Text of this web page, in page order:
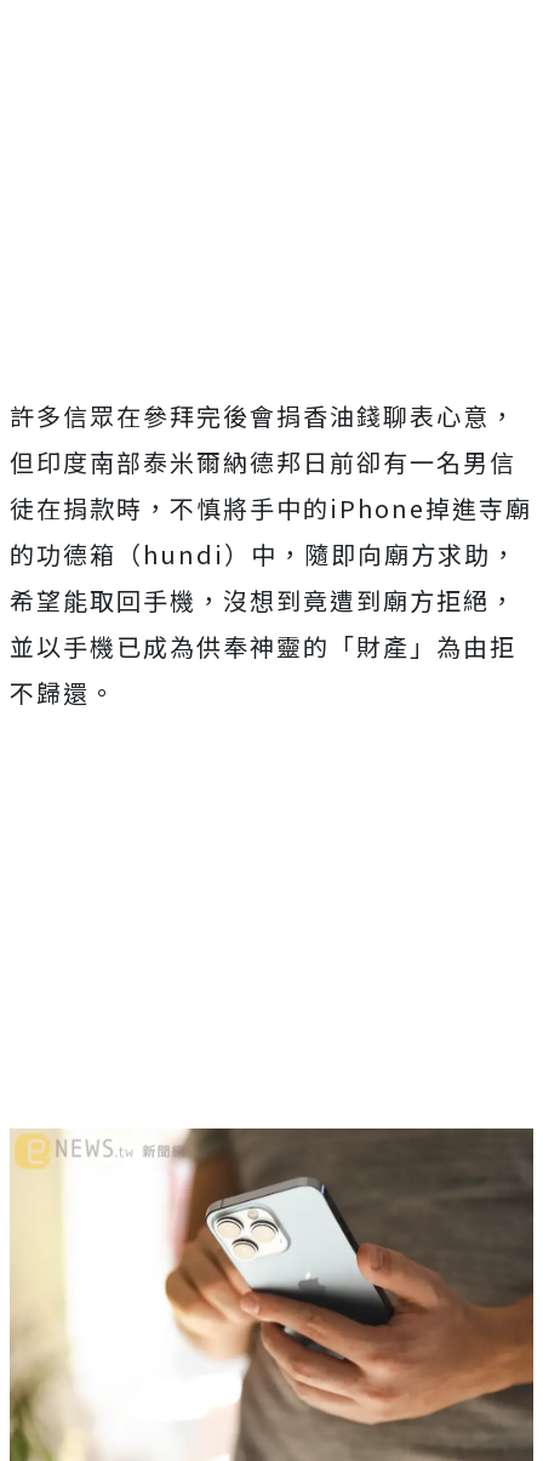
許多信眾在參拜完後會捐香油錢聊表心意，
但印度南部泰米爾納德邦日前卻有一名男信
徒在捐款時，不慎將手中的iPhone掉進寺廟
的功德箱（hundi）中，隨即向廟方求助，
希望能取回手機，沒想到竟遭到廟方拒絕，
並以手機已成為供奉神靈的「財產」為由拒
不歸還。